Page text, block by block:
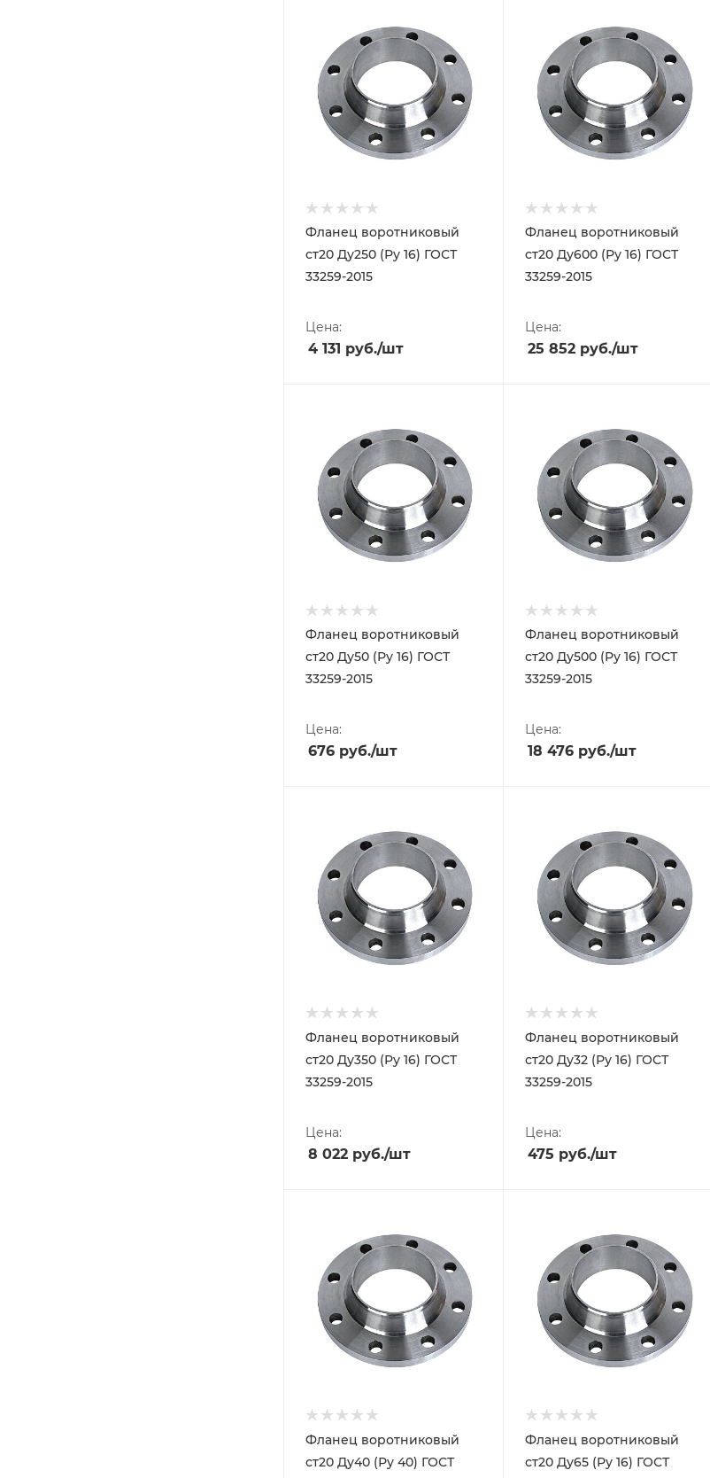
Фланец воротниковый
ст20 Ду250 (Ру 16) ГОСТ
33259-2015
Цена:
4 131 руб./шт
Фланец воротниковый
ст20 Ду600 (Ру 16) ГОСТ
33259-2015
Цена:
25 852 руб./шт
Фланец воротниковый
ст20 Ду50 (Ру 16) ГОСТ
33259-2015
Цена:
676 руб./шт
Фланец воротниковый
ст20 Ду500 (Ру 16) ГОСТ
33259-2015
Цена:
18 476 руб./шт
Фланец воротниковый
ст20 Ду350 (Ру 16) ГОСТ
33259-2015
Цена:
8 022 руб./шт
Фланец воротниковый
ст20 Ду32 (Ру 16) ГОСТ
33259-2015
Цена:
475 руб./шт
Фланец воротниковый
ст20 Ду40 (Ру 40) ГОСТ
Фланец воротниковый
ст20 Ду65 (Ру 16) ГОСТ